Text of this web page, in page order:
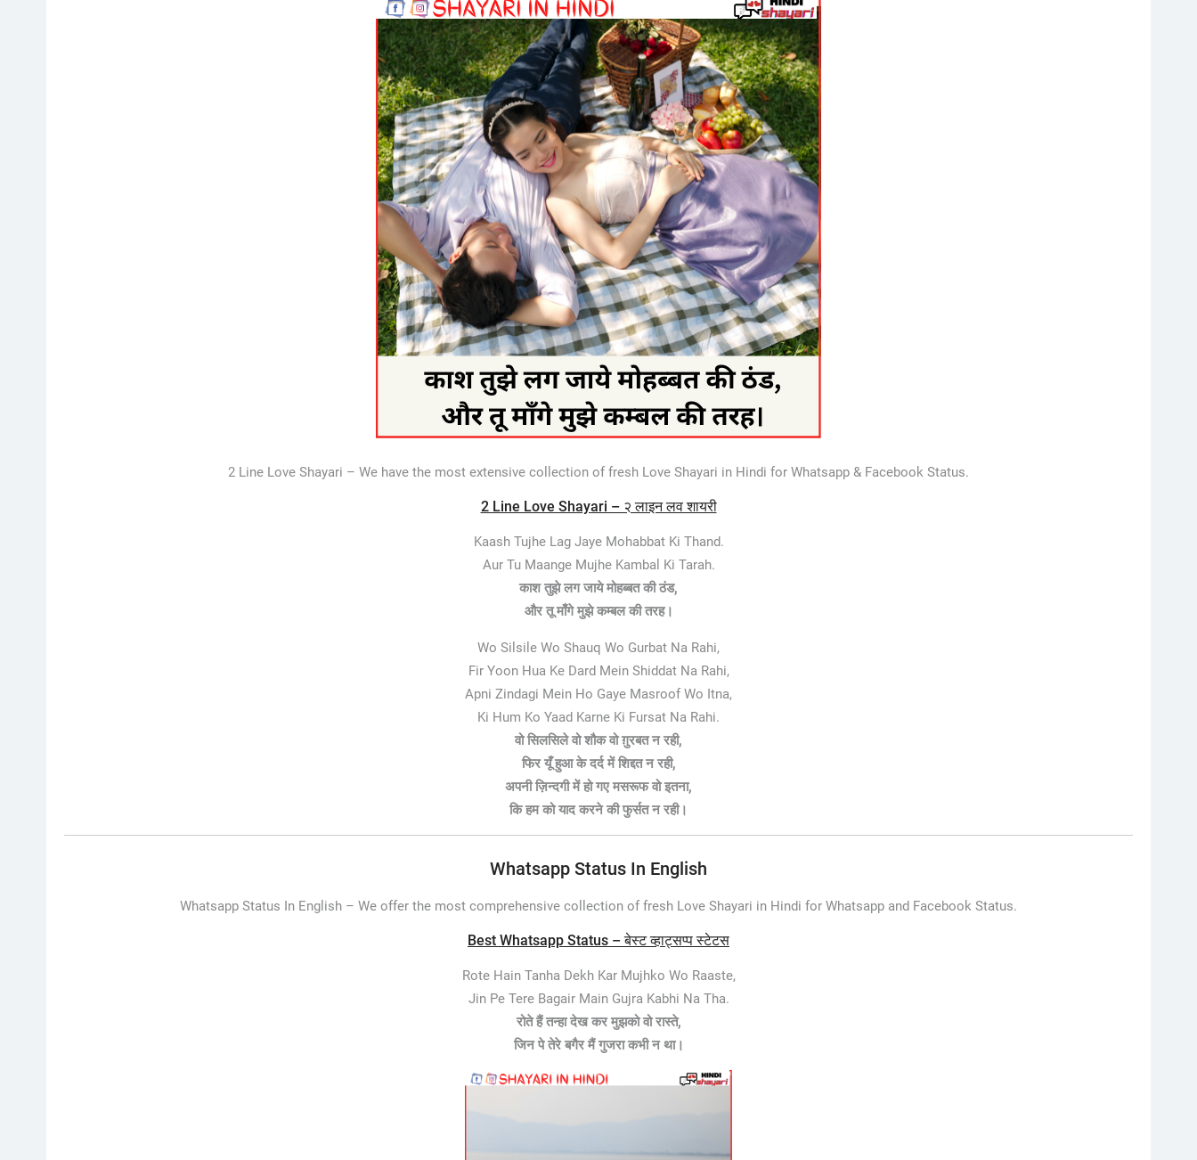
2 Line Love Shayari – We have the most extensive collection of fresh Love Shayari in Hindi for Whatsapp & Facebook Status.
2 Line Love Shayari – २ लाइन लव शायरी
Kaash Tujhe Lag Jaye Mohabbat Ki Thand.
Aur Tu Maange Mujhe Kambal Ki Tarah.
काश तुझे लग जाये मोहब्बत की ठंड,
और तू माँगे मुझे कम्बल की तरह।
Wo Silsile Wo Shauq Wo Gurbat Na Rahi,
Fir Yoon Hua Ke Dard Mein Shiddat Na Rahi,
Apni Zindagi Mein Ho Gaye Masroof Wo Itna,
Ki Hum Ko Yaad Karne Ki Fursat Na Rahi.
वो सिलसिले वो शौक वो ग़ुरबत न रही,
फिर यूँ हुआ के दर्द में शिद्दत न रही,
अपनी ज़िन्दगी में हो गए मसरूफ वो इतना,
कि हम को याद करने की फुर्सत न रही।
Whatsapp Status In English
Whatsapp Status In English – We offer the most comprehensive collection of fresh Love Shayari in Hindi for Whatsapp and Facebook Status.
Best Whatsapp Status – बेस्ट व्हाट्सप्प स्टेटस
Rote Hain Tanha Dekh Kar Mujhko Wo Raaste,
Jin Pe Tere Bagair Main Gujra Kabhi Na Tha.
रोते हैं तन्हा देख कर मुझको वो रास्ते,
जिन पे तेरे बगैर मैं गुजरा कभी न था।